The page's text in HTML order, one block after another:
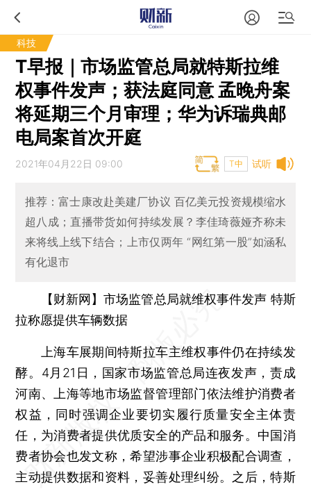
科技
T早报｜市场监管总局就特斯拉维
权事件发声；获法庭同意 孟晚舟案
将延期三个月审理；华为诉瑞典邮
电局案首次开庭
试听
2021年04月22日 09:00 T中
推荐：富士康改赴美建厂协议 百亿美元投资规模缩水
超八成；直播带货如何持续发展？李佳琦薇娅齐称未
来将线上线下结合；上市仅两年 “网红第一股”如涵私
有化退市
【财新网】市场监管总局就维权事件发声 特斯
拉称愿提供车辆数据
上海车展期间特斯拉车主维权事件仍在持续发
酵。4月21日，国家市场监管总局连夜发声，责成
河南、上海等地市场监督管理部门依法维护消费者
权益，同时强调企业要切实履行质量安全主体责
任，为消费者提供优质安全的产品和服务。中国消
费者协会也发文称，希望涉事企业积极配合调查，
主动提供数据和资料，妥善处理纠纷。之后，特斯